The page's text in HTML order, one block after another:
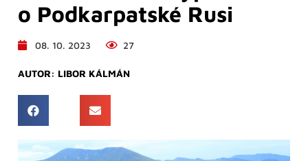
o Podkarpatské Rusi
08. 10. 2023 27
AUTOR: LIBOR KÁLMÁN